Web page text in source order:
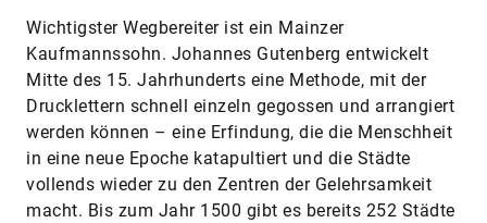
Wichtigster Wegbereiter ist ein Mainzer
Kaufmannssohn. Johannes Gutenberg entwickelt
Mitte des 15. Jahrhunderts eine Methode, mit der
Drucklettern schnell einzeln gegossen und arrangiert
werden können – eine Erfindung, die die Menschheit
in eine neue Epoche katapultiert und die Städte
vollends wieder zu den Zentren der Gelehrsamkeit
macht. Bis zum Jahr 1500 gibt es bereits 252 Städte